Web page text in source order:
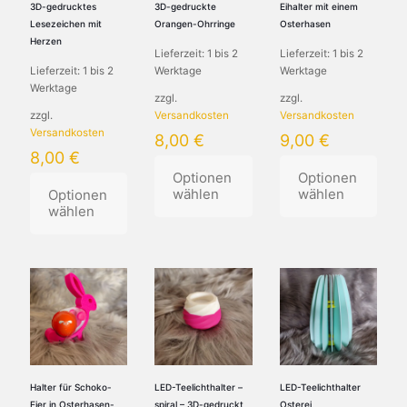
3D-gedrucktes
Lesezeichen mit
Herzen
Lieferzeit: 1 bis 2
Werktage
zzgl.
Versandkosten
8,00 €
Optionen
wählen
Produkt
weist
mehrere
Varianten
auf.
Die
Optionen
können
auf
3D-gedruckte
Orangen-Ohrringe
Lieferzeit:1 bis 2
Werktage
zzgl.
Versandkosten
8,00€
Optionen
wählen
Eihalter mit einem
Osterhasen
Lieferzeit: 1 bis 2
Werktage
zzgl.
Versandkosten
9,00 €
Optionen
wählen
Halter für Schoko-
Eier in Osterhasen-
LED-Teelichthalter –
spiral – 3D-gedruckt
LED-Teelichthalter
Osterei